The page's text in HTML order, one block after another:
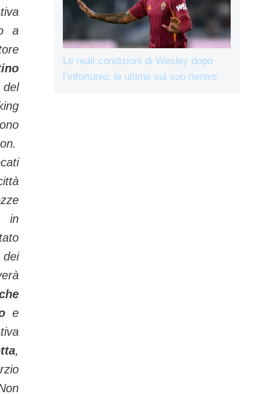
a
in
dei
e
,
Le reali condizioni di Wesley dopo
l’infortunio: le ultime sul suo rientro